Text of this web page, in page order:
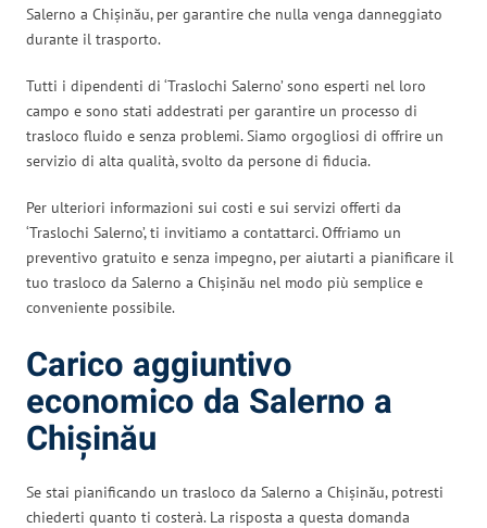
Salerno a Chișinău, per garantire che nulla venga danneggiato
durante il trasporto.
Tutti i dipendenti di ‘Traslochi Salerno’ sono esperti nel loro
campo e sono stati addestrati per garantire un processo di
trasloco fluido e senza problemi. Siamo orgogliosi di offrire un
servizio di alta qualità, svolto da persone di fiducia.
Per ulteriori informazioni sui costi e sui servizi offerti da
‘Traslochi Salerno’, ti invitiamo a contattarci. Offriamo un
preventivo gratuito e senza impegno, per aiutarti a pianificare il
tuo trasloco da Salerno a Chișinău nel modo più semplice e
conveniente possibile.
Carico aggiuntivo
economico da Salerno a
Chișinău
Se stai pianificando un trasloco da Salerno a Chișinău, potresti
chiederti quanto ti costerà. La risposta a questa domanda